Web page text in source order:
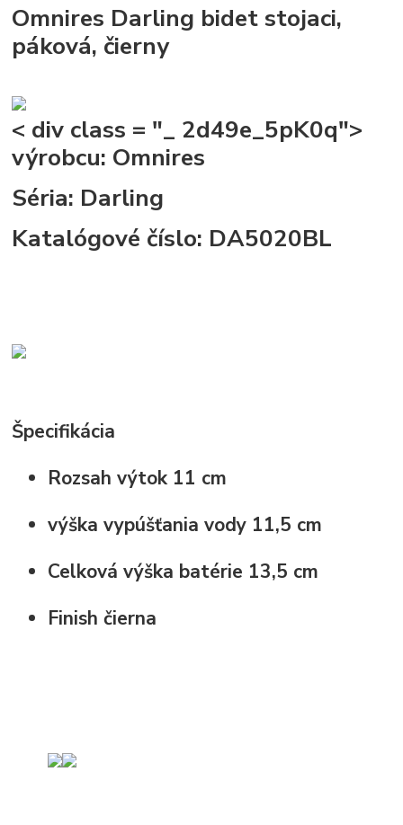
Omnires Darling bidet stojaci,
páková, čierny
< div class = "_ 2d49e_5pK0q">
výrobcu: Omnires
Séria: Darling
Katalógové číslo: DA5020BL
Špecifikácia
Rozsah výtok 11 cm
výška vypúšťania vody 11,5 cm
Celková výška batérie 13,5 cm
Finishčierna